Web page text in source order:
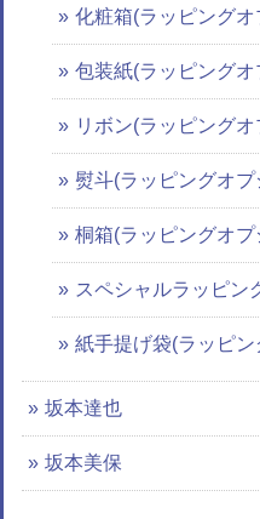
化粧箱(ラッピング
包装紙(ラッピング
リボン(ラッピング
熨斗(ラッピングオプ
桐箱(ラッピングオプ
スペシャルラッピン
紙手提げ袋(ラッピ
坂本達也
坂本美保